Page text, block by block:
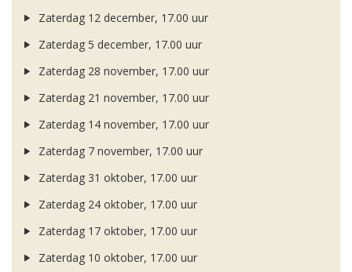
Zaterdag 12 december, 17.00 uur
Zaterdag 5 december, 17.00 uur
Zaterdag 28 november, 17.00 uur
Zaterdag 21 november, 17.00 uur
Zaterdag 14 november, 17.00 uur
Zaterdag 7 november, 17.00 uur
Zaterdag 31 oktober, 17.00 uur
Zaterdag 24 oktober, 17.00 uur
Zaterdag 17 oktober, 17.00 uur
Zaterdag 10 oktober, 17.00 uur